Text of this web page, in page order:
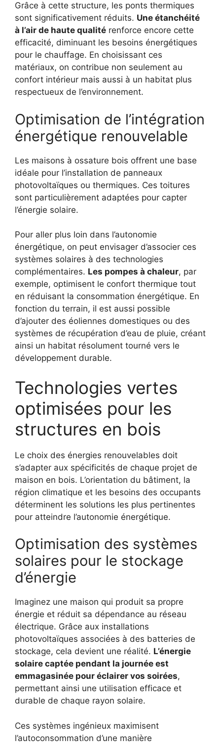
Grâce à cette structure, les ponts thermiques
sont significativement réduits. Une étanchéité
à l’air de haute qualité renforce encore cette
efficacité, diminuant les besoins énergétiques
pour le chauffage. En choisissant ces
matériaux, on contribue non seulement au
confort intérieur mais aussi à un habitat plus
respectueux de l’environnement.
Optimisation de l’intégration
énergétique renouvelable
Les maisons à ossature bois offrent une base
idéale pour l’installation de panneaux
photovoltaïques ou thermiques. Ces toitures
sont particulièrement adaptées pour capter
l’énergie solaire.
Pour aller plus loin dans l’autonomie
énergétique, on peut envisager d’associer ces
systèmes solaires à des technologies
complémentaires. Les pompes à chaleur, par
exemple, optimisent le confort thermique tout
en réduisant la consommation énergétique. En
fonction du terrain, il est aussi possible
d’ajouter des éoliennes domestiques ou des
systèmes de récupération d’eau de pluie, créant
ainsi un habitat résolument tourné vers le
développement durable.
Technologies vertes
optimisées pour les
structures en bois
Le choix des énergies renouvelables doit
s’adapter aux spécificités de chaque projet de
maison en bois. L’orientation du bâtiment, la
région climatique et les besoins des occupants
déterminent les solutions les plus pertinentes
pour atteindre l’autonomie énergétique.
Optimisation des systèmes
solaires pour le stockage
d’énergie
Imaginez une maison qui produit sa propre
énergie et réduit sa dépendance au réseau
électrique. Grâce aux installations
photovoltaïques associées à des batteries de
stockage, cela devient une réalité. L’énergie
solaire captée pendant la journée est
emmagasinée pour éclairer vos soirées,
permettant ainsi une utilisation efficace et
durable de chaque rayon solaire.
Ces systèmes ingénieux maximisent
l’autoconsommation d’une manière